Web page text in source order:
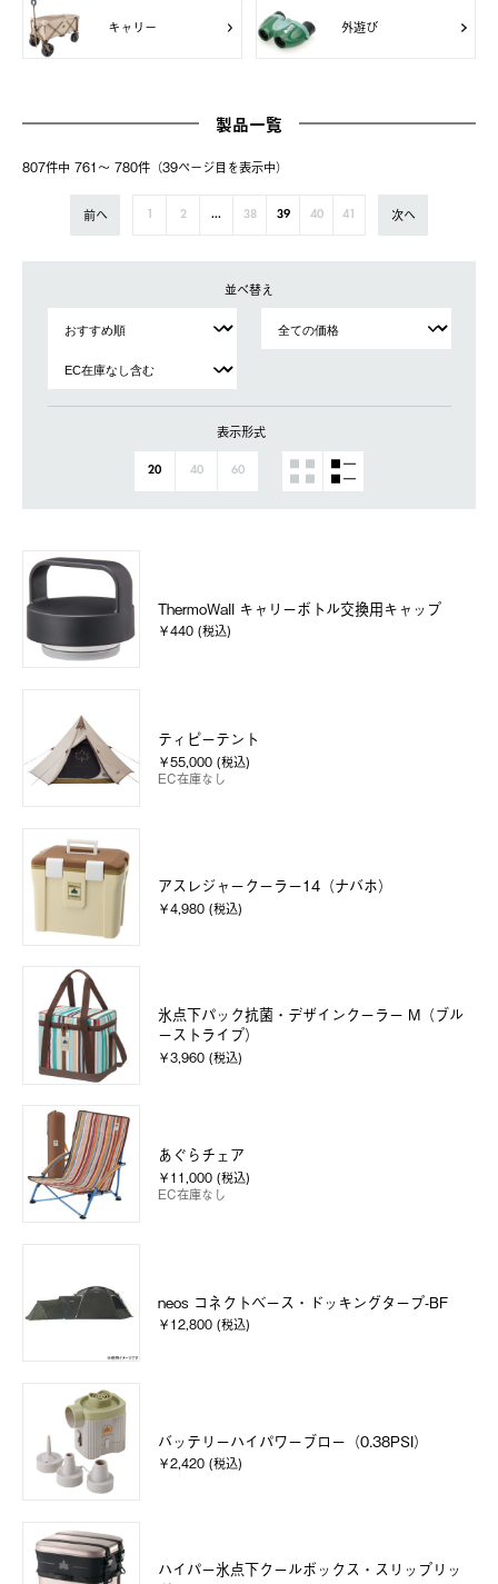
キャリー 外遊び
製品一覧
807件中 761〜 780件（39ページ⽬を表⽰中）
前へ 2 ... 38 39 40 41 次へ
並べ替え
表示形式
20 40 60
ThermoWall キャリーボトル交換用キャップ
￥440 (税込)
ティピーテント
￥55,000 (税込)
EC在庫なし
アスレジャークーラー14（ナバホ）
￥4,980 (税込)
氷点下パック抗菌・デザインクーラー M（ブル
ーストライプ）
￥3,960 (税込)
あぐらチェア
￥11,000 (税込)
EC在庫なし
neos コネクトベース・ドッキングタープ-BF
￥12,800 (税込)
バッテリーハイパワーブロー（0.38PSI）
￥2,420 (税込)
ハイパー氷点下クールボックス・スリップリッ